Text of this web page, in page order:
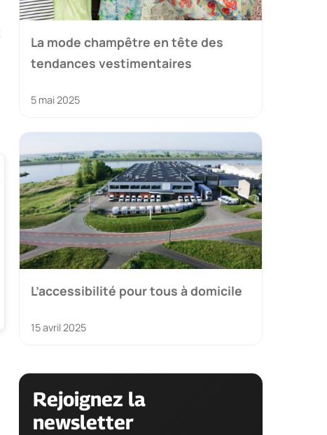
La mode champêtre en tête des
tendances vestimentaires
5 mai 2025
L’accessibilité pour tous à domicile
15 avril 2025
Rejoignez la
newsletter